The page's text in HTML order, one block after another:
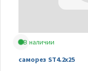
В наличии
саморез ST4.2x25